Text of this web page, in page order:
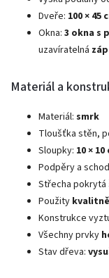
Dveře: 100 × 45
Okna: 3 okna s
uzavíratelná
Materiál a
Materiál: smrk
Tloušťka stěn,
Sloupky: 10 × 10
Podpěry a
Střecha pokrytá
Použity
Konstrukce
Všechny prvky
Stav dřeva: